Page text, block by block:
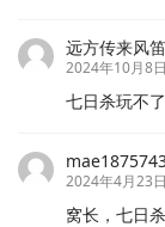
远方传来风笛
2024年10月8
七日杀玩不
2024年4月23
窝长，七日